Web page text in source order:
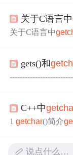
会依次读取用户
个字符，如果缓
意键入后的回车
关于C语言中
关于C语言中
gets()和
都会觉得这几个
候却就是因...
C++中
1getchar()简介
说点什么…